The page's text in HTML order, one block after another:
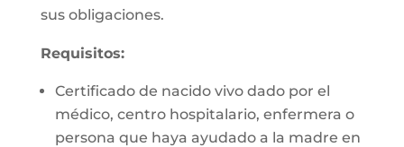
sus obligaciones.
Requisitos:
Certificado de nacido vivo dado por el
médico, centro hospitalario, enfermera o
persona que haya ayudado a la madre en